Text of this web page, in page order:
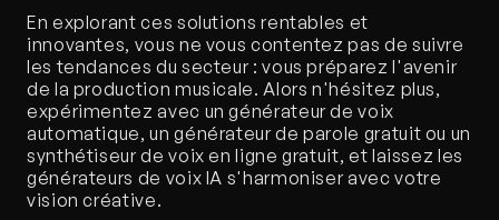
En explorant ces solutions rentables et
innovantes, vous ne vous contentez pas de suivre
les tendances du secteur : vous préparez l'avenir
de la production musicale. Alors n'hésitez plus,
expérimentez avec un générateur de voix
automatique, un générateur de parole gratuit ou un
synthétiseur de voix en ligne gratuit, et laissez les
générateurs de voix IA s'harmoniser avec votre
vision créative.